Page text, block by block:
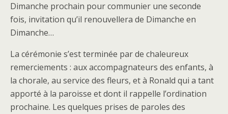
Dimanche prochain pour communier une seconde
fois, invitation qu’il renouvellera de Dimanche en
Dimanche…
La cérémonie s’est terminée par de chaleureux
remerciements : aux accompagnateurs des enfants, à
la chorale, au service des fleurs, et à Ronald qui a tant
apporté à la paroisse et dont il rappelle l’ordination
prochaine. Les quelques prises de paroles des